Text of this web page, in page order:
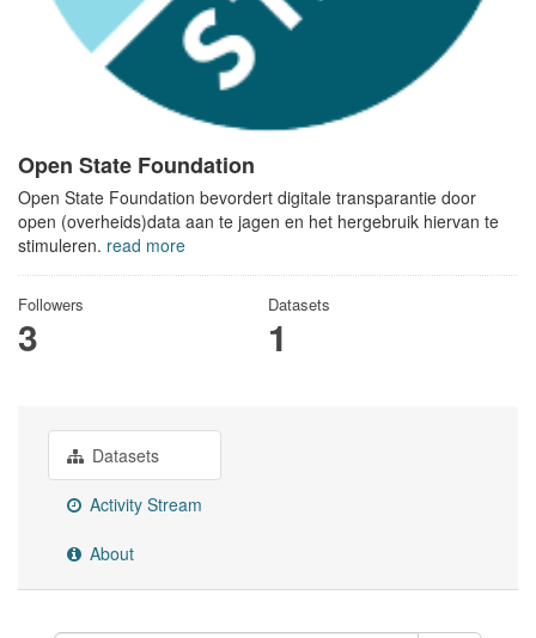
Open State Foundation
Open State Foundation bevordert digitale transparantie door
open (overheids)data aan te jagen en het hergebruik hiervan te
stimuleren. read more
Followers
3
Datasets
1
Datasets
Activity Stream
About